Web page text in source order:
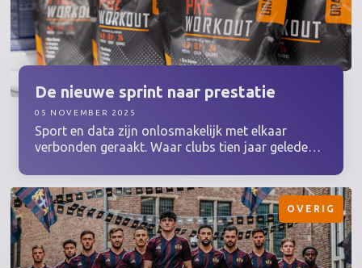
De nieuwe sprint naar prestatie
Sport en data zijn onlosmakelijk met elkaar
verbonden geraakt. Waar clubs tien jaar geleden
GPS-tracking, draait het nu om geïntegreerde
prestatiemonitoring, biomechanische modellen en
voorspellende software. Van jeugdopleiding tot
profniveau wordt elk detail geanalyseerd om de
marges te vinden die het verschil maken tussen
winst en verlies.
05 NOVEMBER 2025
OVERIG